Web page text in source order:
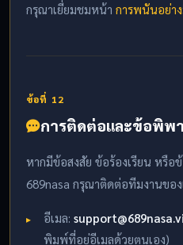
กรุณาเยี่ยมชมหน้า การพนันอย่า
ข้อที่ 12
การติดต่อและข้อพิพ
หากมีข้อสงสัย ข้อร้องเรียน หรือ
689nasa กรุณาติดต่อทีมงานขอ
อีเมล:
พิมพ์ที่อยู่อีเมลด้วยตนเอง)